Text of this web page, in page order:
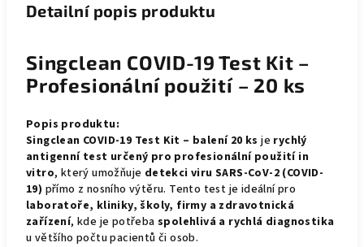
Detailní popis produktu
Singclean COVID-19 Test Kit –
Profesionální použití – 20 ks
Popis produktu:
Singclean COVID-19 Test Kit – balení 20 ks je rychlý
antigenní test určený pro profesionální použití in
vitro, který umožňuje detekci viru SARS-CoV-2 (COVID-
19) přímo z nosního výtěru. Tento test je ideální pro
laboratoře, kliniky, školy, firmy a zdravotnická
zařízení, kde je potřebaspolehlivá a rychlá diagnostika
u většího počtu pacientů či osob.